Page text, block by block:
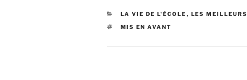
CATÉGORIES
LA VIE DE L'ÉCOLE , LES
ÉTIQUETTES
MIS EN AVANT